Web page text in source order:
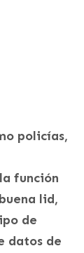
policías,
función
lid,
de
datos de